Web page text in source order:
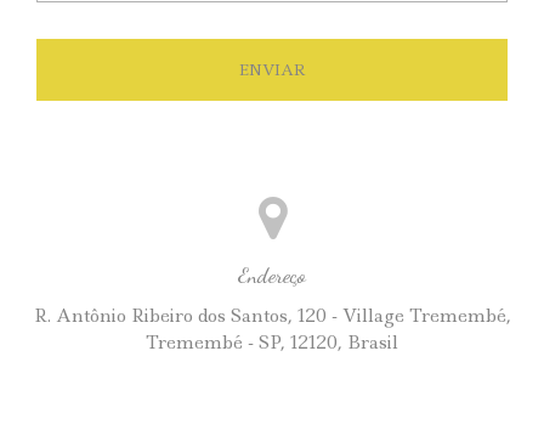
ENVIAR
Endereço
R. Antônio Ribeiro dos Santos, 120 - Village Tremembé,
Tremembé - SP, 12120, Brasil